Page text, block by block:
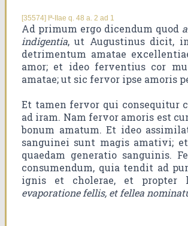
[35574] Iª-IIae q. 48 a. 2 ad 1
Ad primum ergo dicendum quod
indigentia, ut Augustinus dicit,
detrimentum amatae
amor; et ideo ferventius cor
amatae; ut sic fervor ipse amoris
Et tamen fervor qui consequitur
ad iram. Nam fervor amoris est
bonum amatum. Et ideo
sanguinei sunt magis amativi;
quaedam generatio sanguinis.
consumendum, quia tendit ad
ignis et cholerae, et propter
evaporatione fellis, et fellea